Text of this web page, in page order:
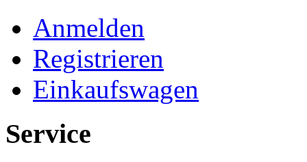
Anmelden
Registrieren
Einkaufswagen
Service